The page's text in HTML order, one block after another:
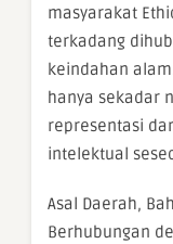
masyarakat
terkadang
keindahan
hanya sekadar
representasi
intelektual
Asal Daerah,
Berhubungan